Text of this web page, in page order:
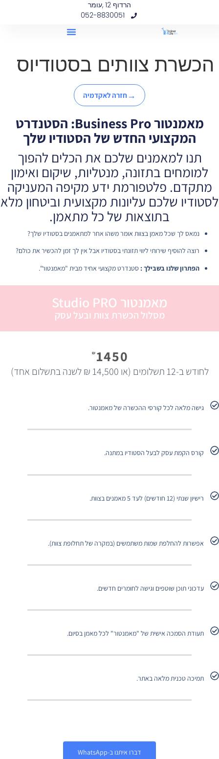
הרדוף 12 ,עומר
052-8830051
הכשרת צוותים בסטודיוס
→חזרה לאקדמיה
מאמנטור Business Pro: הסטנדרט
המקצועי החדש של הסטודיו שלך
תנו למאמנים שלכם את הכלים להפוך
למומחים בתזונה, מנטליות, שיקום ואימון
מתקדם. פלטפורמת ידע מקיפה המעניקה
לסטודיו שלכם עליונות מקצועית וביטחון מלא
בתוצאות של כל מתאמן.
נמאס לך שכל מאמן בצוות אומר משהו אחר למתאמנים בסטודיו שלך?
רוצה להוסיף שירותי ליווי תזונתי בסטודיו אבל אין לך זמן להכשיר את כולם?
הפתרון שלנו בשבילך : סטנדרט מקצועי אחיד מבית "מאמנטור".
מאמנטור Studio PRO
מסלול הכשרת צוות ובעל עסק
₪ 1450
לחודש ב-12 תשלומים (או 14,500 ₪ לשנה בתשלום אחד)
גישה מלאה לכל קורסי ההכשרה של מאמנטור.
קורס הקמת עסק לבעל הסטודיו במתנה.
רישיון שנתי (12 חודשים) לעד 5 מאמנים בצוות.
אפשרות להחלפת שמות משתמשים (במקרה של תחלופת צוות).
עדכוני תוכן שוטפים וגישה לחומרים חדשים.
תעודת הסמכה אישית של "מאמנטור" לכל מאמן בסיום.
תמיכה טכנית מלאה באתר.
דברו איתנו ב-WhatsApp